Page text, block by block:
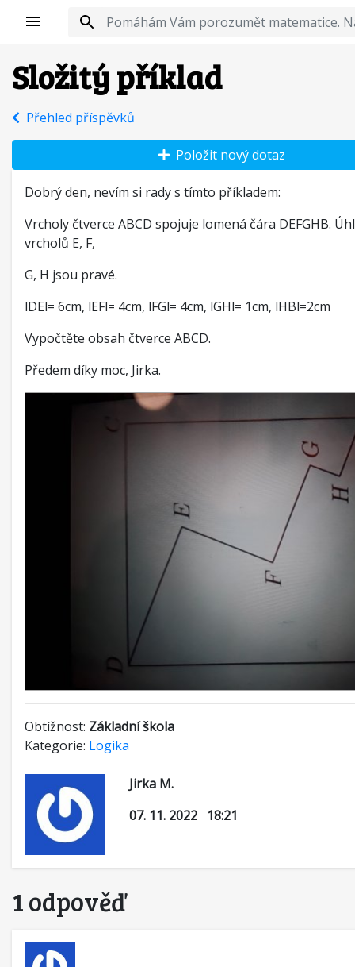
Složitý příklad
Přehled příspěvků
Dobrý den, nevím si rady s tímto příkladem:
Vrcholy čtverce ABCD spojuje lomená čára DEFGHB.
vrcholů E, F,
G, H jsou pravé.
lDEl= 6cm, lEFl= 4cm, lFGl= 4cm, lGHl= 1cm, lHBl=2cm
Vypočtěte obsah čtverce ABCD.
Předem díky moc, Jirka.
Obtížnost: Základní škola
Kategorie: Logika
Jirka M.
07. 11. 2022 18:21
1 odpověď
Položit nový dotaz